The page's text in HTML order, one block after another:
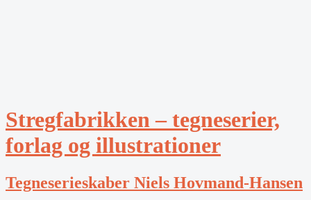
Stregfabrikken – tegneserier,
forlag og illustrationer
Tegneserieskaber Niels Hovmand-Hansen